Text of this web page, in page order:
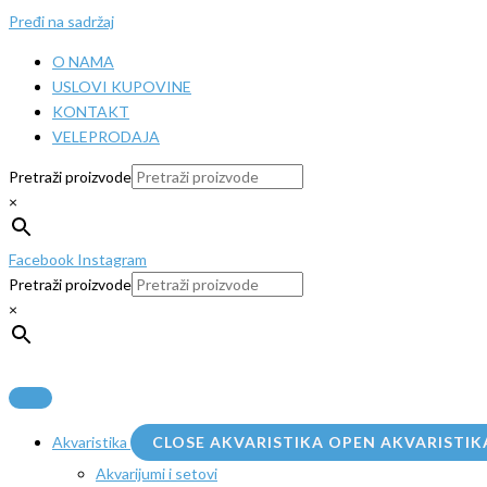
Pređi na sadržaj
O NAMA
USLOVI KUPOVINE
KONTAKT
VELEPRODAJA
Pretraži proizvode
×
Facebook Instagram
Pretraži proizvode
×
Akvaristika CLOSE AKVARISTIKA OPEN
Akvarijumi i setovi